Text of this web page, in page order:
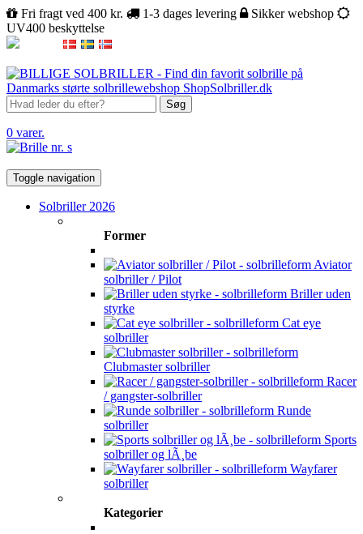
Fri fragt ved 400 kr. 1-3 dages levering
Sikker webshop
UV400 beskyttelse
Søg
0 varer.
Toggle navigation
Solbriller 2026
Former
Aviator
solbriller / Pilot
Briller uden
styrke
Cat eye
solbriller
Clubmaster solbriller
Racer
/ gangster-solbriller
Runde
solbriller
Sports
solbriller og lÃ¸be
Wayfarer
solbriller
Kategorier